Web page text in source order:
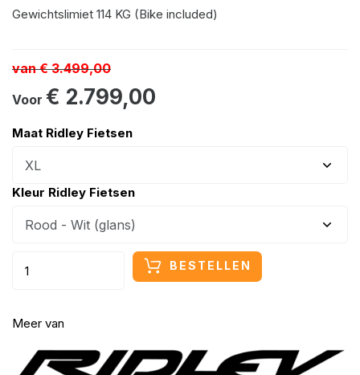
Gewichtslimiet 114 KG (Bike included)
van€ 3.499,00
Voor € 2.799,00
Maat Ridley Fietsen
Kleur Ridley Fietsen
BESTELLEN
Meer van